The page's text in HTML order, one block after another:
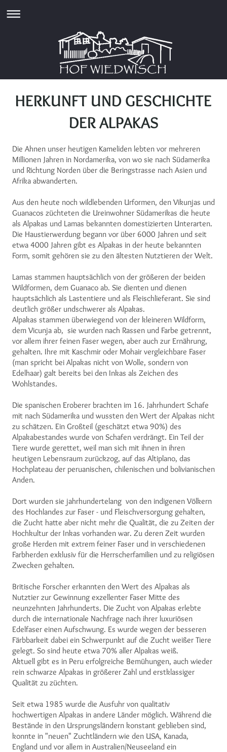
HERKUNFT UND GESCHICHTE
DER ALPAKAS
Die Ahnen unser heutigen Kameliden lebten vor mehreren
Millionen Jahren in Nordamerika, von wo sie nach Südamerika
und Richtung Norden über die Beringstrasse nach Asien und
Afrika abwanderten.
Aus den heute noch wildlebenden Urformen, den Vikunjas und
Guanacos züchteten die Ureinwohner Südamerikas die heute
als Alpakas und Lamas bekannten domestizierten Unterarten.
Die Haustierwerdung begann vor über 6000 Jahren und seit
etwa 4000 Jahren gibt es Alpakas in der heute bekannten
Form, somit gehören sie zu den ältesten Nutztieren der Welt.
Lamas stammen hauptsächlich von der größeren der beiden
Wildformen, dem Guanaco ab. Sie dienten und dienen
hauptsächlich als Lastentiere und als Fleischlieferant. Sie sind
deutlich größer undschwerer als Alpakas.
Alpakas stammen überwiegend von der kleineren Wildform,
dem Vicunja ab, sie wurden nach Rassen und Farbe getrennt,
vor allem ihrer feinen Faser wegen, aber auch zur Ernährung,
gehalten. Ihre mit Kaschmir oder Mohair vergleichbare Faser
(man spricht bei Alpakas nicht von Wolle, sondern von
Edelhaar) galt bereits bei den Inkas als Zeichen des
Wohlstandes.
Die spanischen Eroberer brachten im 16. Jahrhundert Schafe
mit nach Südamerika und wussten den Wert der Alpakas nicht
zu schätzen. Ein Großteil (geschätzt etwa 90%) des
Alpakabestandes wurde von Schafen verdrängt. Ein Teil der
Tiere wurde gerettet, weil man sich mit ihnen in ihren
heutigen Lebensraum zurückzog, auf das Altiplano, das
Hochplateau der peruanischen, chilenischen und bolivianischen
Anden.
Dort wurden sie jahrhundertelang von den indigenen Völkern
des Hochlandes zur Faser - und Fleischversorgung gehalten,
die Zucht hatte aber nicht mehr die Qualität, die zu Zeiten der
Hochkultur der Inkas vorhanden war. Zu deren Zeit wurden
große Herden mit extrem feiner Faser und in verschiedenen
Farbherden exklusiv für die Herrscherfamilien und zu religiösen
Zwecken gehalten.
Britische Forscher erkannten den Wert des Alpakas als
Nutztier zur Gewinnung exzellenter Faser Mitte des
neunzehnten Jahrhunderts. Die Zucht von Alpakas erlebte
durch die internationale Nachfrage nach ihrer luxuriösen
Edelfaser einen Aufschwung. Es wurde wegen der besseren
Färbbarkeit dabei ein Schwerpunkt auf die Zucht weißer Tiere
gelegt. So sind heute etwa 70% aller Alpakas weiß.
Aktuell gibt es in Peru erfolgreiche Bemühungen, auch wieder
rein schwarze Alpakas in größerer Zahl und erstklassiger
Qualität zu züchten.
Seit etwa 1985 wurde die Ausfuhr von qualitativ
hochwertigen Alpakas in andere Länder möglich. Während die
Bestände in den Ursprungsländern konstant geblieben sind,
konnte in "neuen" Zuchtländern wie den USA, Kanada,
England und vor allem in Australien/Neuseeland ein